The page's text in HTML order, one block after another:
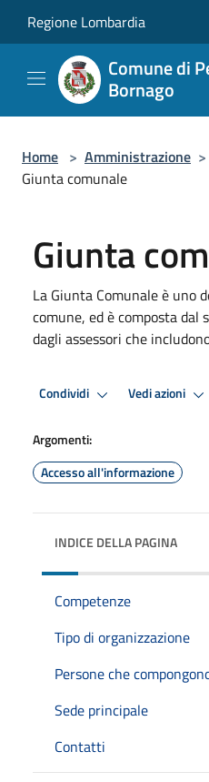
Regione Lombardia
Comune di
Bornago
Home > Amministrazione >
Giunta comunale
Giunta
La Giunta Comunale è uno
comune, ed è composta dal
dagli assessori che
Condividi Vedi azioni
Argomenti:
Accesso all'informazione
INDICE DELLA PAGINA
Competenze
Tipo di organizzazione
Persone che
Sede principale
Contatti